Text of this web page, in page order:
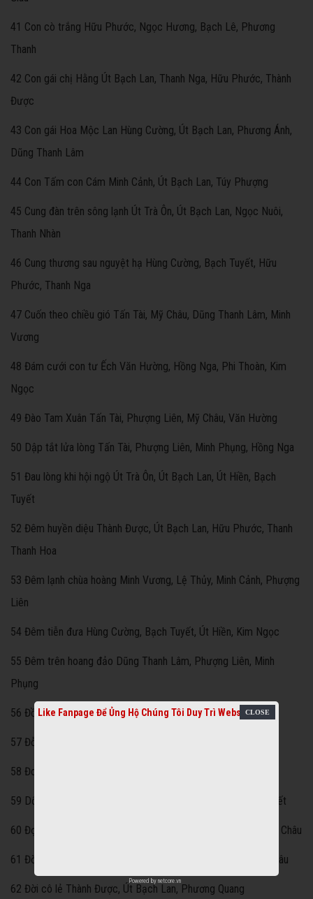
41 Con cò trắng Hữu Phước, Ngọc Hương, Bạch Lê, Phương
Thanh
42 Con gái chị Hằng Út Bạch Lan, Thanh Nga, Hữu Phước, Thành
Được
43 Con gái Hoa Mộc Lan Hùng Cường, Út Bạch Lan, Phương Ánh,
Dũng Thanh Lâm
44 Con Tấm con Cám Minh Cảnh, Út Bạch Lan, Túy Phượng
45 Cung đàn trên sông lạnh Út Trà Ôn, Út Bạch Lan, Ngọc Nuôi,
Thanh Nhàn
46 Cung thương sau nguyệt hạ Hùng Cường, Bạch Tuyết, Hữu
Phước, Thanh Nga
47 Cuốn theo chiều gió Tấn Tài, Mỹ Châu, Dũng Thanh Lâm, Minh
Vương
48 Đám cưới con tư Ếch Văn Hường, Hồng Nga, Phi Thoàn, Kim
Ngọc
49 Đào Tam Xuân Tấn Tài, Phượng Liên, Mỹ Châu, Văn Hường
50 Dập tắt lửa lòng Tấn Tài, Phượng Liên, Minh Phụng, Hồng Nga
51 Đau lòng khi hội ngộ Út Trà Ôn, Út Bạch Lan, Út Hiền, Bạch
Tuyết
52 Đêm huyền diệu Thành Được, Út Bạch Lan, Hữu Phước, Thanh
Thanh Hoa
53 Đêm lạnh chùa hoàng Minh Vương, Lệ Thủy, Minh Cảnh, Phượng
Liên
54 Đêm tiễn đưa Hùng Cường, Bạch Tuyết, Út Hiền, Kim Ngọc
55 Đêm trên hoang đảo Dũng Thanh Lâm, Phượng Liên, Minh
Phụng
56 Đồ Lư công chúa Thành Được, Bạch Tuyết, Phương Thanh
57 Đỗ Thập Nương Thành Được, Ngọc Giàu, Dũng Thanh Lâm
58 Đoạn tuyệt Thành Được, Thanh Nga, Ngọc Giàu
59 Dốc sương mù Minh Phụng, Lệ Thủy, Minh Cảnh, Bạch Tuyết
60 Đợi anh mùa lá rụng Tấn Tài, Phượng Liên, Minh Phụng, Mỹ Châu
61 Đời cô Hạnh Minh Vương, Phượng Liên, Thanh Tuấn, Mỹ Châu
62 Đời cô lẻ Thành Được, Út Bạch Lan, Phương Quang
Like Fanpage Để Ủng Hộ Chúng Tôi Duy Trì Website
Powered by netcore.vn